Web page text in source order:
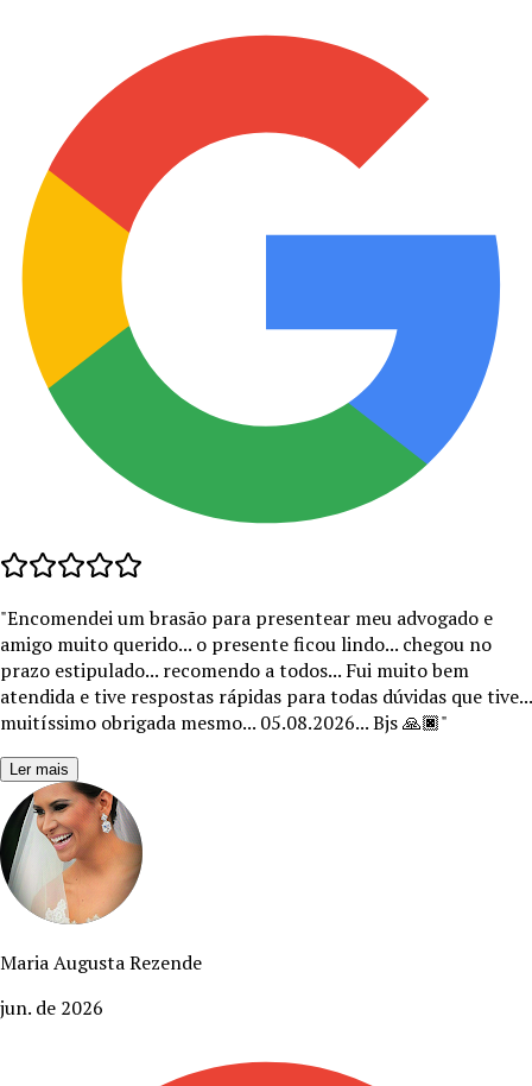
"Encomendei um brasão para presentear meu advogado e
amigo muito querido... o presente ficou lindo... chegou no
prazo estipulado... recomendo a todos... Fui muito bem
atendida e tive respostas rápidas para todas dúvidas que tive...
muitíssimo obrigada mesmo... 05.08.2026... Bjs 🙏🏿"
Ler mais
Maria Augusta Rezende
jun. de 2026